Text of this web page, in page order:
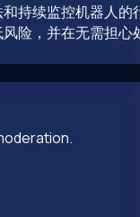
持续监控机器人的
险，并在无需担心